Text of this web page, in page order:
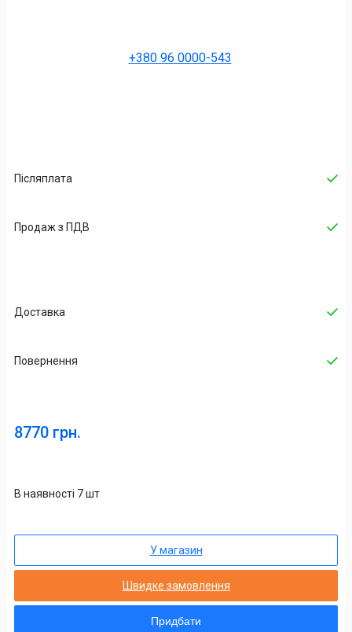
+380 96 0000-543
Післяплата
Продаж з ПДВ
Доставка
Повернення
8770 грн.
В наявності 7 шт
У магазин
Швидке замовлення
Придбати